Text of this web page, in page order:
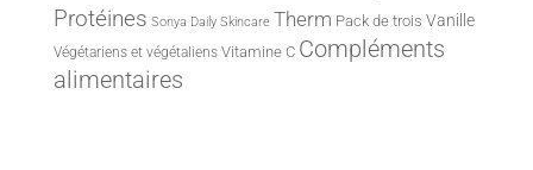
Protéines Sonya Daily Skincare Therm Pack de trois Vanille
Végétariens et végétaliens Vitamine C Compléments
alimentaires